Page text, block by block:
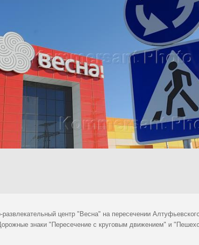
развлекательный центр "Весна" на пересечении
знаки "Пересечение с круговым движением" и